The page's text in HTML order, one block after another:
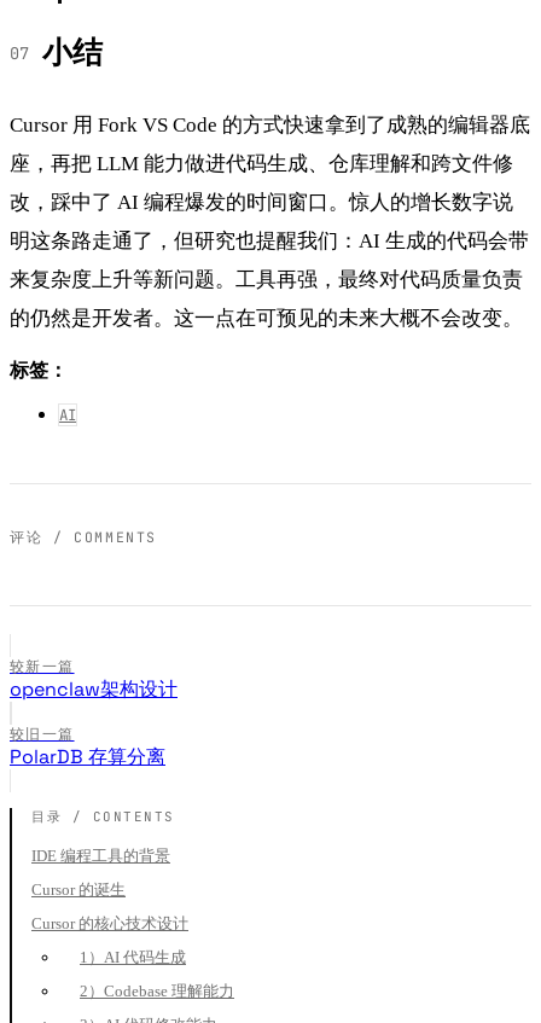
小结
Cursor 用 Fork VS Code 的方式快速拿到了成熟的编辑器底
座，再把 LLM 能力做进代码生成、仓库理解和跨文件修
改，踩中了 AI 编程爆发的时间窗口。惊人的增长数字说
明这条路走通了，但研究也提醒我们：AI 生成的代码会带
来复杂度上升等新问题。工具再强，最终对代码质量负责
的仍然是开发者。这一点在可预见的未来大概不会改变。
标签：
AI
评论 / COMMENTS
较新一篇
openclaw架构设计
较旧一篇
PolarDB 存算分离
IDE 编程工具的背景
Cursor 的诞生
Cursor 的核心技术设计
1）AI 代码生成
2）Codebase 理解能力